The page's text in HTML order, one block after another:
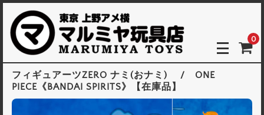
0
フィギュアーツZERO ナミ(おナミ) / ONE
PIECE《BANDAI SPIRITS》【在庫品】